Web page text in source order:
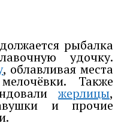
рыбалка
удочку.
, облавливая места
Также
жерлицы,
и прочие